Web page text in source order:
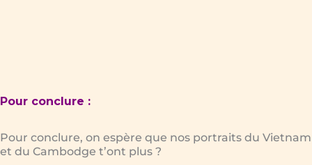
Pour conclure :
Pour conclure, on espère que nos portraits du Vietnam
et du Cambodge t’ont plus ?